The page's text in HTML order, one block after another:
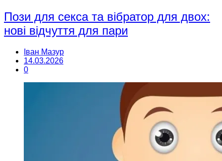
Пози для секса та вібратор для двох:
нові відчуття для пари
Іван Мазур
14.03.2026
0